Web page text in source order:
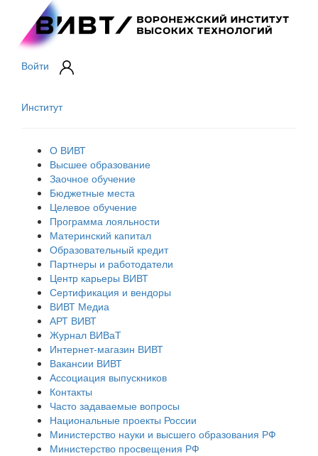
Войти
Институт
О ВИВТ
Высшее образование
Заочное обучение
Бюджетные места
Целевое обучение
Программа лояльности
Материнский капитал
Образовательный кредит
Партнеры и работодатели
Центр карьеры ВИВТ
Сертификация и вендоры
ВИВТ Медиа
АРТ ВИВТ
Журнал ВИВаТ
Интернет-магазин ВИВТ
Вакансии ВИВТ
Ассоциация выпускников
Контакты
Часто задаваемые вопросы
Национальные проекты России
Министерство науки и высшего образования РФ
Министерство просвещения РФ